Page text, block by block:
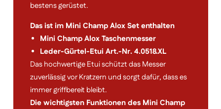
bestens gerüstet.
Das ist im Mini Champ Alox Set enthalten
Mini Champ Alox Taschenmesser
Leder-Gürtel-Etui Art.-Nr. 4.0518.XL
Das hochwertige Etui schützt das Messer
zuverlässig vor Kratzern und sorgt dafür, dass es
immer griffbereit bleibt.
Die wichtigsten Funktionen des Mini Champ